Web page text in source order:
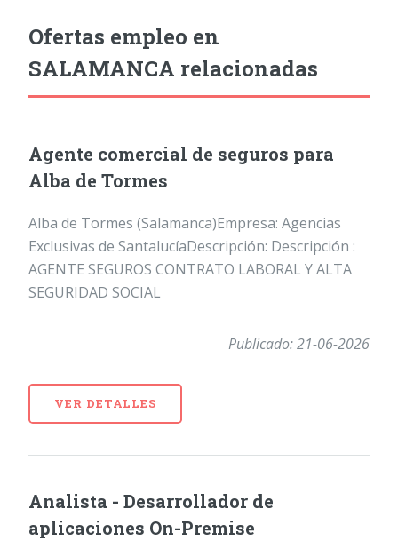
Ofertas empleo en
SALAMANCA relacionadas
Agente comercial de seguros para
Alba de Tormes
Alba de Tormes (Salamanca)Empresa: Agencias
Exclusivas de SantalucíaDescripción: Descripción :
AGENTE SEGUROS CONTRATO LABORAL Y ALTA
SEGURIDAD SOCIAL
Publicado: 21-06-2026
VER DETALLES
Analista - Desarrollador de
aplicaciones On-Premise